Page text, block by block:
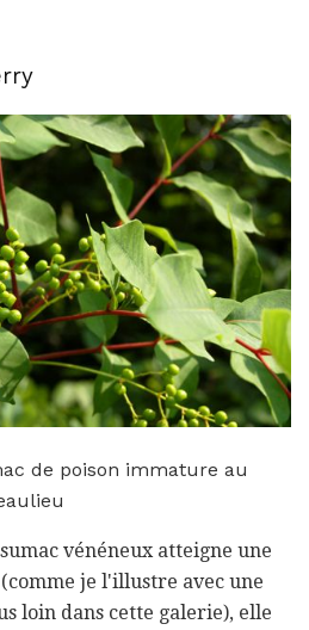
de poison immature au
vénéneux atteigne une
je l'illustre avec une
loin dans cette galerie), elle